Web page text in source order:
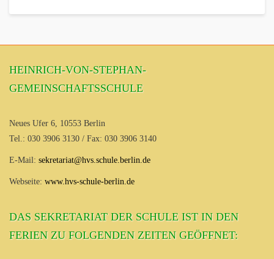
HEINRICH-VON-STEPHAN-
GEMEINSCHAFTSSCHULE
Neues Ufer 6, 10553 Berlin
Tel.: 030 3906 3130 / Fax: 030 3906 3140
E-Mail: sekretariat@hvs.schule.berlin.de
Webseite: www.hvs-schule-berlin.de
DAS SEKRETARIAT DER SCHULE IST IN DEN
FERIEN ZU FOLGENDEN ZEITEN GEÖFFNET: